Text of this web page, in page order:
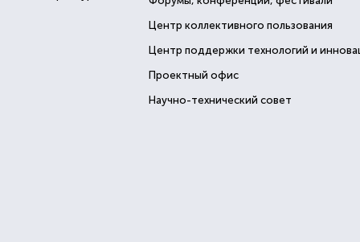
Центр коллективного пользования
Центр поддержки технологий и
Проектный офис
Научно-технический совет